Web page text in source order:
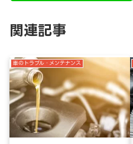
関連記事
車のトラブル・メンテナンス